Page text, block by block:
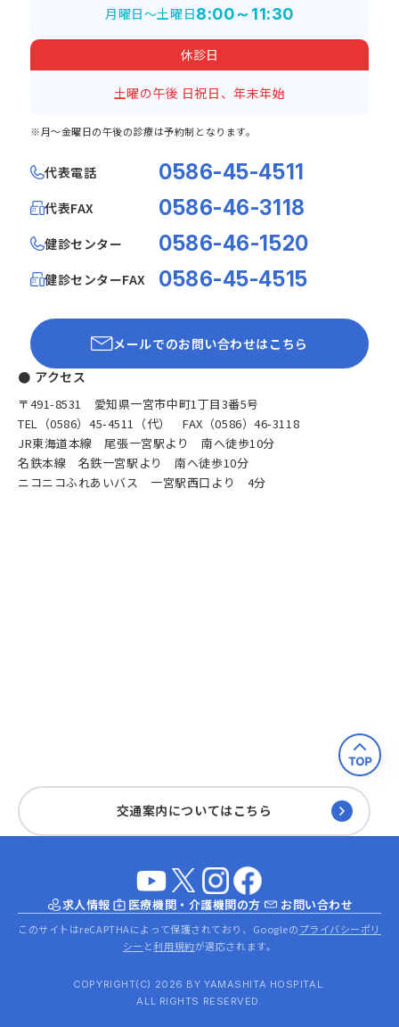
月曜日～土曜日8:00～11:30
休診日
土曜の午後 日祝日、年末年始
※月～金曜日の午後の診療は予約制となります。
代表電話 0586-45-4511
代表FAX 0586-46-3118
健診センター 0586-46-1520
健診センターFAX 0586-45-4515
メールでのお問い合わせはこちら
● アクセス
〒491-8531 愛知県一宮市中町1丁目3番5号
TEL（0586）45-4511（代） FAX（0586）46-3118
JR東海道本線 尾張一宮駅より 南へ徒歩10分
名鉄本線 名鉄一宮駅より 南へ徒歩10分
ニコニコふれあいバス 一宮駅西口より 4分
交通案内についてはこちら
求人情報 医療機関・介護機関の方 お問い合わせ
このサイトはreCAPTHAによって保護されており、Googleのプライバシーポリ
シー と利用規約が適応されます。
COPYRIGHT(C) 2026 BY YAMASHITA HOSPITAL.
ALL RIGHTS RESERVED.